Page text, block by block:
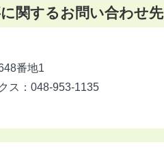
関するお問い合わせ先
番地1
ス：048-953-1135